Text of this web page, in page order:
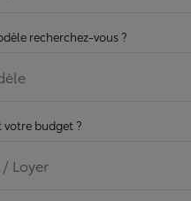
recherchez-vous ?
votre budget ?
/ Loyer